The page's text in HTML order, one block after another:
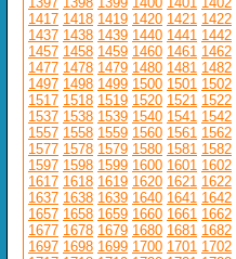
1417 1418 1419 1420 1421 1422
1437 1438 1439 1440 1441 1442
1457 1458 1459 1460 1461 1462
1477 1478 1479 1480 1481 1482
1497 1498 1499 1500 1501 1502
1517 1518 1519 1520 1521 1522
1537 1538 1539 1540 1541 1542
1557 1558 1559 1560 1561 1562
1577 1578 1579 1580 1581 1582
1597 1598 1599 1600 1601 1602
1617 1618 1619 1620 1621 1622
1637 1638 1639 1640 1641 1642
1657 1658 1659 1660 1661 1662
1677 1678 1679 1680 1681 1682
1697 1698 1699 1700 1701 1702